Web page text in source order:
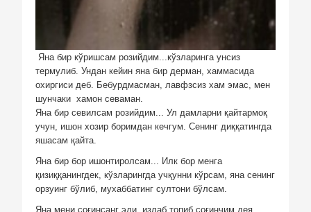
Яна бир кўришсам розийдим...кўзларинга унсиз
термулиб. Ундан кейин яна бир дерман, хаммасида
охиргиси деб. Бебурдмасман, лавфзсиз хам эмас, мен
шунчаки хамон севаман.
Яна бир севилсам розийдим... Ул дамларни қайтармоқ
учун, ишон хозир боримдан кечгум. Сенинг диққатингда
яшасам қайта.
Яна бир бор ишонтиролсам... Илк бор менга
қизиққанингдек, кўзларингда учқунни кўрсам, яна сенинг
орзуинг бўлиб, мухаббатинг султони бўлсам.
Яна мени соғинсанг эди, излаб топиб соғинчим дея.